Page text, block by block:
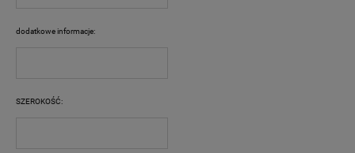
dodatkowe informacje:
SZEROKOŚĆ: